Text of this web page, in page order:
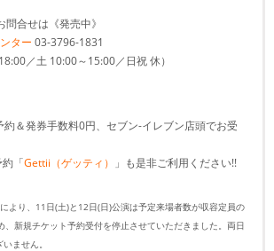
合せは《発売中》
ター 03-3796-1831
／土 10:00～15:00／日祝 休）
＆発券手数料0円、セブン-イレブン店頭でお受
「Gettii（ゲッティ） 」も是非ご利用ください!!
より、11日(土)と12日(日)公演は予定来場者数が収容定員の
、新規チケット予約受付を停止させていただきました。両日
ません。